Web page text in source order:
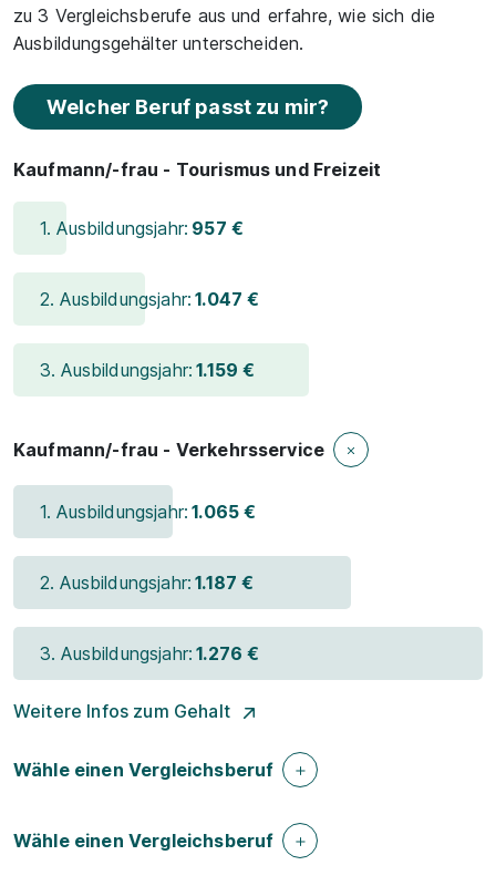
zu 3 Vergleichsberufe aus und erfahre, wie sich die
Ausbildungsgehälter unterscheiden.
Welcher Beruf passt zu mir?
Kaufmann/-frau - Tourismus und Freizeit
1. Ausbildungsjahr: 957 €
2. Ausbildungsjahr: 1.047 €
3. Ausbildungsjahr: 1.159 €
Kaufmann/-frau - Verkehrsservice
1. Ausbildungsjahr: 1.065 €
2. Ausbildungsjahr: 1.187 €
3. Ausbildungsjahr: 1.276 €
Weitere Infos zum Gehalt
Wähle einen Vergleichsberuf
Wähle einen Vergleichsberuf